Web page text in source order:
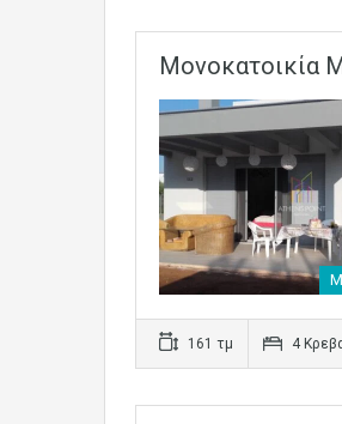
Μονοκατοικία
161 τμ 4